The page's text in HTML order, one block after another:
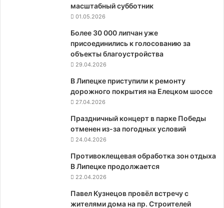
масштабный субботник
01.05.2026
Более 30 000 липчан уже
присоединились к голосованию за
объекты благоустройства
29.04.2026
В Липецке приступили к ремонту
дорожного покрытия на Елецком шоссе
27.04.2026
Праздничный концерт в парке Победы
отменен из-за погодных условий
24.04.2026
Противоклещевая обработка зон отдыха
В Липецке продолжается
22.04.2026
Павел Кузнецов провёл встречу с
жителями дома на пр. Строителей